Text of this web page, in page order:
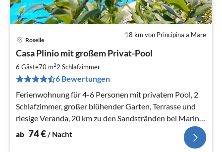
18 km von Principina a Mare
Roselle
Casa Plinio mit großem Privat-Pool
6 Gäste70 m22 Schlafzimmer
6 Bewertungen
Ferienwohnung für 4-6 Personen mit privatem Pool, 2
Schlafzimmer, großer blühender Garten, Terrasse und
riesige Veranda, 20 km zu den Sandstränden bei Marina
di Grosseto
ab 74€/ Nacht